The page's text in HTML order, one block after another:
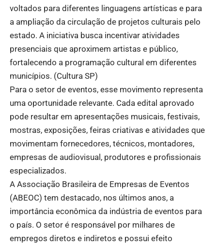
voltados para diferentes linguagens artísticas e para
a ampliação da circulação de projetos culturais pelo
estado. A iniciativa busca incentivar atividades
presenciais que aproximem artistas e público,
fortalecendo a programação cultural em diferentes
municípios. (Cultura SP)
Para o setor de eventos, esse movimento representa
uma oportunidade relevante. Cada edital aprovado
pode resultar em apresentações musicais, festivais,
mostras, exposições, feiras criativas e atividades que
movimentam fornecedores, técnicos, montadores,
empresas de audiovisual, produtores e profissionais
especializados.
A Associação Brasileira de Empresas de Eventos
(ABEOC) tem destacado, nos últimos anos, a
importância econômica da indústria de eventos para
o país. O setor é responsável por milhares de
empregos diretos e indiretos e possui efeito